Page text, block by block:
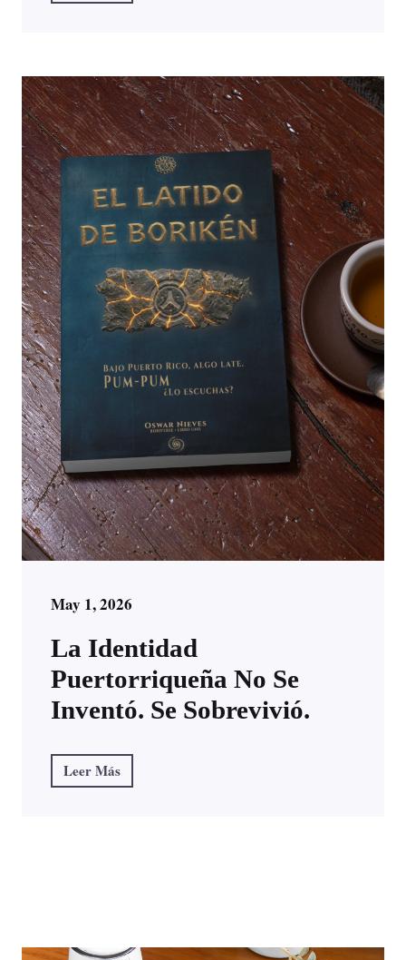
May 1, 2026
La Identidad
Puertorriqueña No Se
Inventó. Se Sobrevivió.
Leer Más